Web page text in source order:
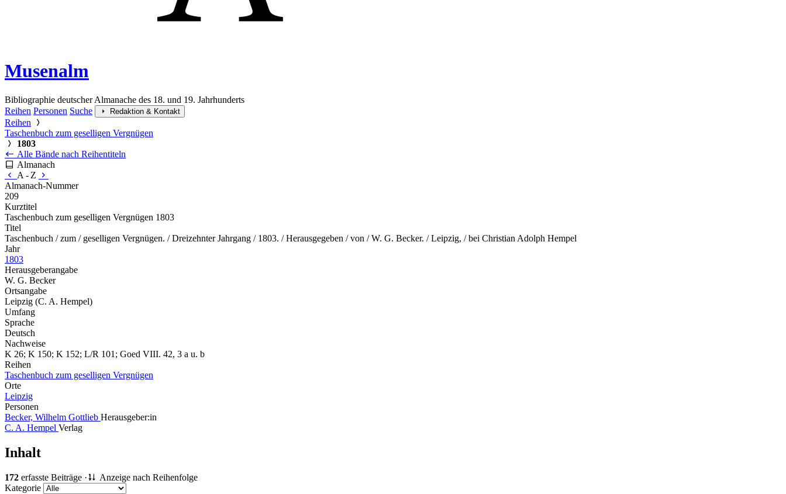
Musenalm
Bibliographie deutscher Almanache des 18. und 19. Jahrhunderts
Reihen Personen Suche Redaktion & Kontakt
Reihen
Taschenbuch zum geselligen Vergnügen
1803
Alle Bände nach Reihentiteln
Almanach
A - Z
Almanach-Nummer
209
Kurztitel
Taschenbuch zum geselligen Vergnügen 1803
Titel
Taschenbuch / zum / geselligen Vergnügen. / Dreizehnter Jahrgang / 1803. / Herausgegeben / von / W. G. Becker. / Leipzig, / bei Christian Adolph Hempel
Jahr
1803
Herausgeberangabe
W. G. Becker
Ortsangabe
Leipzig (C. A. Hempel)
Umfang
Sprache
Deutsch
Nachweise
K 26; K 150; K 152; L/R 101; Goed VIII. 42, 3 a u. b
Reihen
Taschenbuch zum geselligen Vergnügen
Orte
Leipzig
Personen
Becker, Wilhelm Gottlieb Herausgeber:in
C. A. Hempel Verlag
Inhalt
172 erfasste Beiträge ·
Anzeige nach Reihenfolge
Kategorie